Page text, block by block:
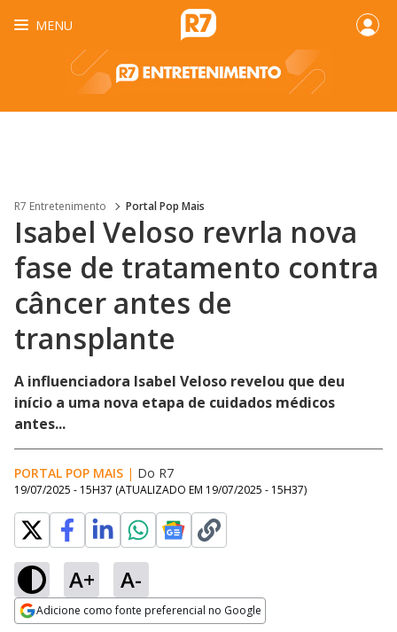
MENU
R7 Entretenimento Portal Pop Mais
Isabel Veloso revrla nova
fase de tratamento contra
câncer antes de
transplante
A influenciadora Isabel Veloso revelou que deu
início a uma nova etapa de cuidados médicos
antes...
PORTAL POP MAIS | Do R7
19/07/2025 - 15H37 (ATUALIZADO EM 19/07/2025 - 15H37)
A+ A-
Adicione como fonte preferencial no Google